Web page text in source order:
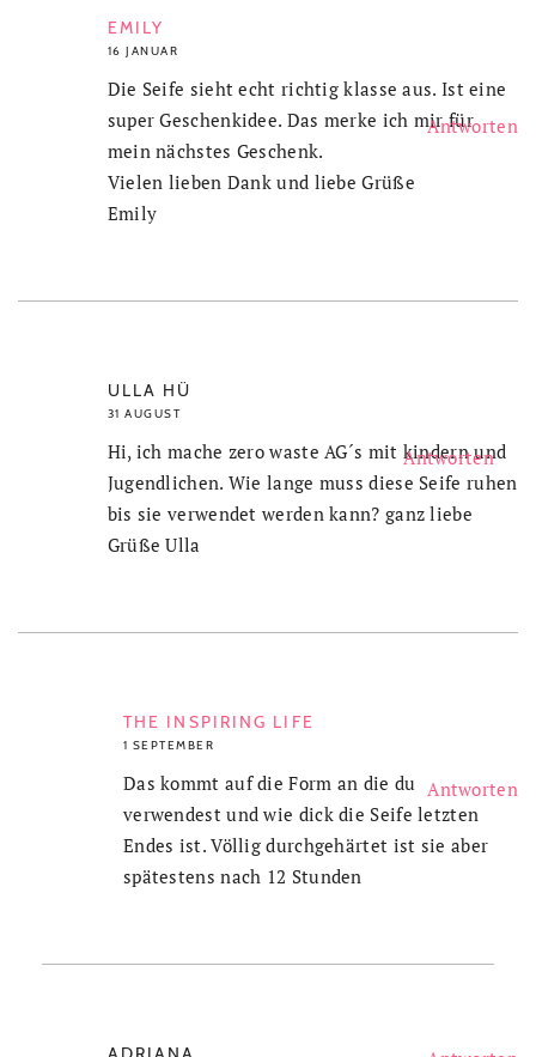
EMILY
16 JANUAR
Die Seife sieht echt richtig klasse aus. Ist eine
super Geschenkidee. Das merke ich mir für
mein nächstes Geschenk.
Vielen lieben Dank und liebe Grüße
Emily
ULLA HÜ
31 AUGUST
Antworten
Hi, ich mache zero waste AG´s mit kindern und
Jugendlichen. Wie lange muss diese Seife ruhen
bis sie verwendet werden kann? ganz liebe
Grüße Ulla
THE INSPIRING LIFE
1 SEPTEMBER
Antworten
Das kommt auf die Form an die du
verwendest und wie dick die Seife letzten
Endes ist. Völlig durchgehärtet ist sie aber
spätestens nach 12 Stunden
Antworten